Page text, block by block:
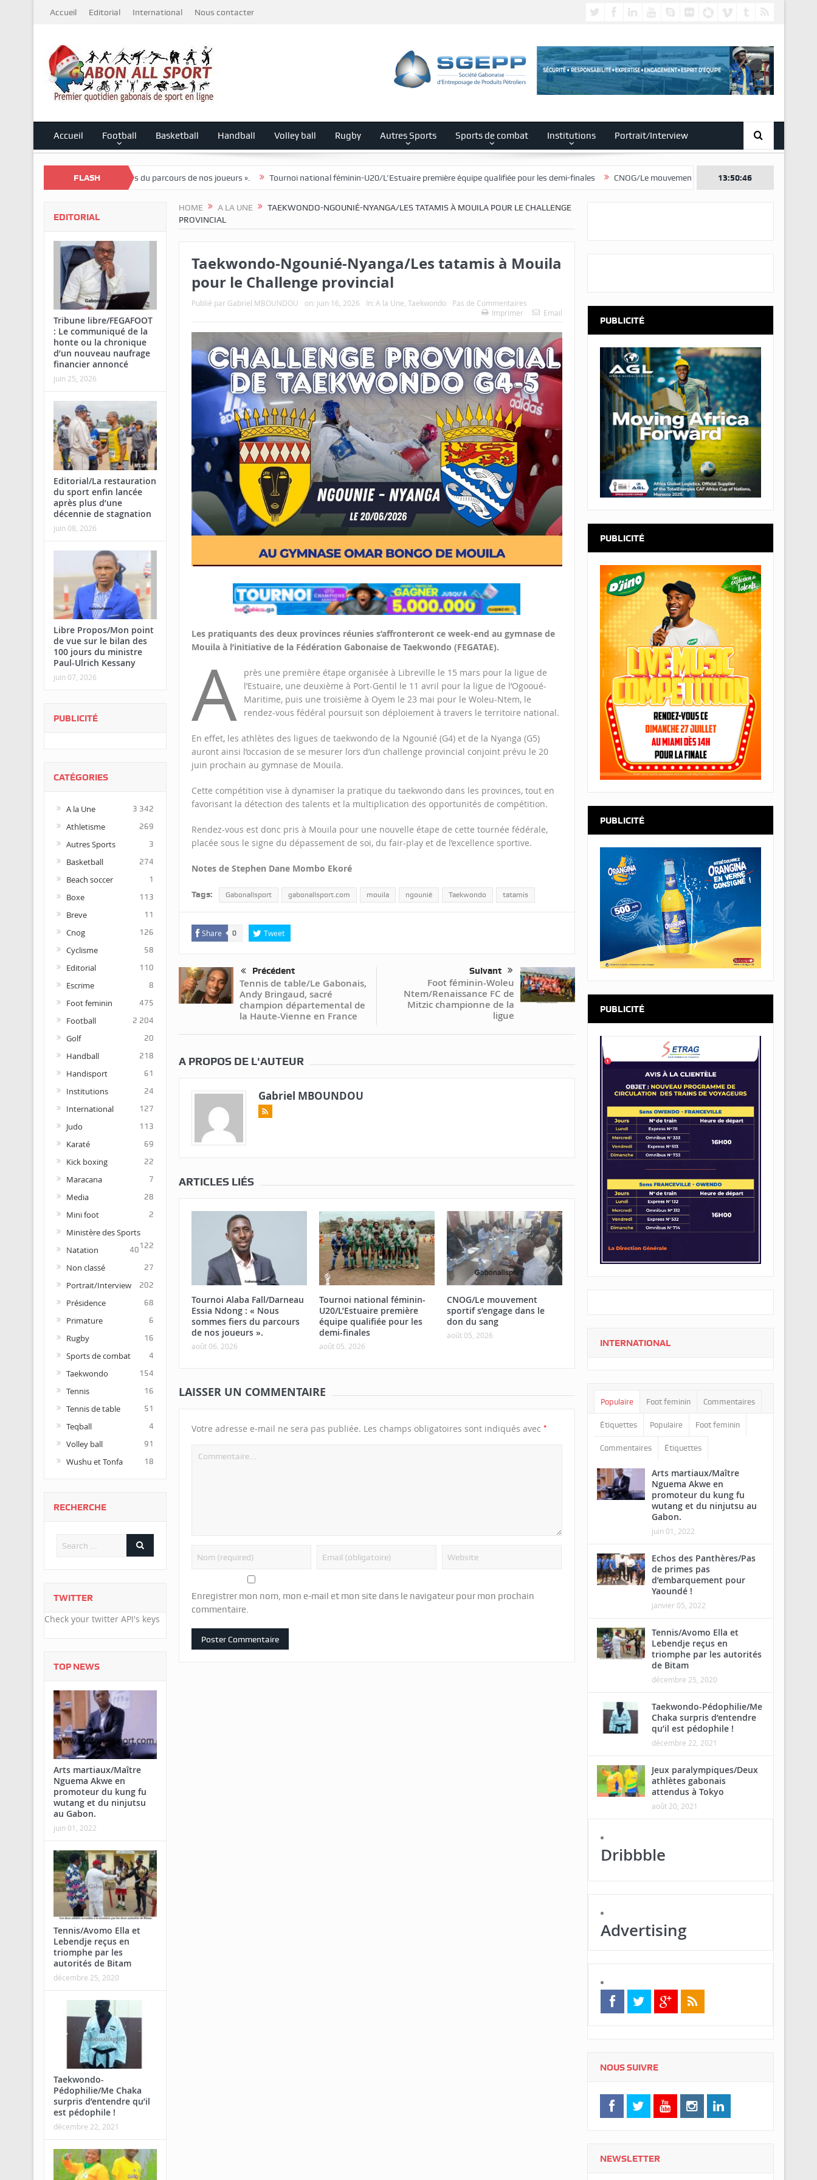
Accueil Editorial International Nous contacter
Accueil Football Basketball Handball Volley ball Rugby Autres Sports Sports de combat Institutions Portrait/Interview
FLASH
« Nous sommes fiers du parcours de nos joueurs ». Tournoi national féminin-U20/L’Estuaire première équipe qualifiée pour les demi-finales CNOG/Le mouvement sportif s’engage dans le don du sang
13:50:47
HOME A LA UNE
TAEKWONDO-NGOUNIÉ-NYANGA/LES TATAMIS À MOUILA POUR LE CHALLENGE
PROVINCIAL
Taekwondo-Ngounié-Nyanga/Les tatamis à Mouila
pour le Challenge provincial
Publié par Gabriel MBOUNDOU on: juin 16, 2026 In: A la Une Taekwondo
Pas de Commentaires
Imprimer
Email
Les pratiquants des deux provinces réunies s’affronteront ce week-end au gymnase de
Mouila à l’initiative de la Fédération Gabonaise de Taekwondo (FEGATAE).
A
près une première étape organisée à Libreville le 15 mars pour la ligue de
l’Estuaire, une deuxième à Port-Gentil le 11 avril pour la ligue de l’Ogooué-
Maritime, puis une troisième à Oyem le 23 mai pour le Woleu-Ntem, le
rendez-vous fédéral poursuit son déploiement à travers le territoire national.
En effet, les athlètes des ligues de taekwondo de la Ngounié (G4) et de la Nyanga (G5)
auront ainsi l’occasion de se mesurer lors d’un challenge provincial conjoint prévu le 20
juin prochain au gymnase de Mouila.
Cette compétition vise à dynamiser la pratique du taekwondo dans les provinces, tout en
favorisant la détection des talents et la multiplication des opportunités de compétition.
Rendez-vous est donc pris à Mouila pour une nouvelle étape de cette tournée fédérale,
placée sous le signe du dépassement de soi, du fair-play et de l’excellence sportive.
Notes de Stephen Dane Mombo Ekoré
Tags: Gabonallsport gabonallsport.com mouila ngounié Taekwondo tatamis
Share 0 Tweet
Précédent
Tennis de table/Le Gabonais,
Andy Bringaud, sacré
champion départemental de
la Haute-Vienne en France
Suivant
Foot féminin-Woleu
Ntem/Renaissance FC de
Mitzic championne de la
ligue
A PROPOS DE L'AUTEUR
Gabriel MBOUNDOU
ARTICLES LIÉS
Tournoi Alaba Fall/Darneau
Essia Ndong : « Nous
sommes fiers du parcours
de nos joueurs ».
août 06, 2026
Tournoi national féminin-
U20/L’Estuaire première
équipe qualifiée pour les
demi-finales
août 05, 2026
CNOG/Le mouvement
sportif s’engage dans le
don du sang
août 05, 2026
LAISSER UN COMMENTAIRE
Votre adresse e-mail ne sera pas publiée. Les champs obligatoires sont indiqués avec *
Enregistrer mon nom, mon e-mail et mon site dans le navigateur pour mon prochain
commentaire.
EDITORIAL
Tribune libre/FEGAFOOT
: Le communiqué de la
honte ou la chronique
d’un nouveau naufrage
financier annoncé
juin 25, 2026
Editorial/La restauration
du sport enfin lancée
après plus d’une
décennie de stagnation
juin 08, 2026
Libre Propos/Mon point
de vue sur le bilan des
100 jours du ministre
Paul-Ulrich Kessany
juin 07, 2026
PUBLICITÉ
CATÉGORIES
A la Une 3 342
Athletisme 269
Autres Sports 3
Basketball 274
Beach soccer 1
Boxe 113
Breve 11
Cnog 126
Cyclisme 58
Editorial 110
Escrime 8
Foot feminin 475
Football 2 204
Golf 20
Handball 218
Handisport 61
Institutions 24
International 127
Judo 113
Karaté 69
Kick boxing 22
Maracana 7
Media 28
Mini foot 2
Ministère des Sports
122
Natation 40
Non classé 27
Portrait/Interview 202
Présidence 68
Primature 6
Rugby 16
Sports de combat 4
Taekwondo 154
Tennis 16
Tennis de table 51
Teqball 4
Volley ball 91
Wushu et Tonfa 18
RECHERCHE
TWITTER
Check your twitter API's keys
TOP NEWS
Arts martiaux/Maître
Nguema Akwe en
promoteur du kung fu
wutang et du ninjutsu
au Gabon.
juin 01, 2022
Tennis/Avomo Ella et
Lebendje reçus en
triomphe par les
autorités de Bitam
décembre 25, 2020
Taekwondo-
Pédophilie/Me Chaka
surpris d’entendre qu’il
est pédophile !
décembre 22, 2021
PUBLICITÉ
PUBLICITÉ
PUBLICITÉ
PUBLICITÉ
INTERNATIONAL
Populaire Foot feminin Commentaires
Étiquettes Populaire Foot feminin
Commentaires Étiquettes
Arts martiaux/Maître
Nguema Akwe en
promoteur du kung fu
wutang et du ninjutsu au
Gabon.
juin 01, 2022
Echos des Panthères/Pas
de primes pas
d’embarquement pour
Yaoundé !
janvier 05, 2022
Tennis/Avomo Ella et
Lebendje reçus en
triomphe par les autorités
de Bitam
décembre 25, 2020
Taekwondo-Pédophilie/Me
Chaka surpris d’entendre
qu’il est pédophile !
décembre 22, 2021
Jeux paralympiques/Deux
athlètes gabonais
attendus à Tokyo
août 20, 2021
Dribbble
Advertising
NOUS SUIVRE
NEWSLETTER